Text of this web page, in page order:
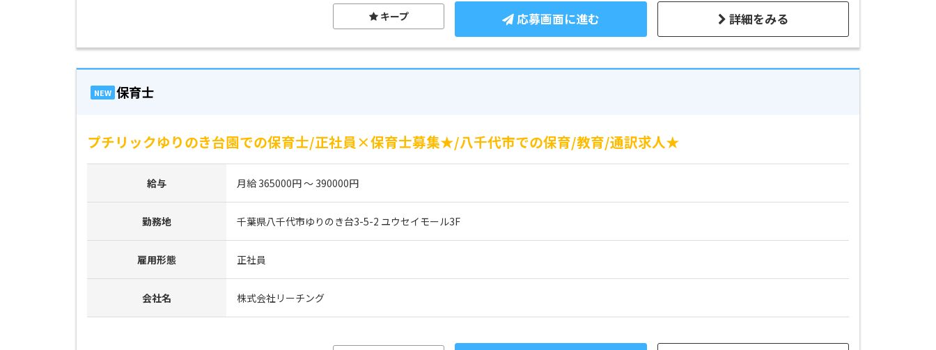
詳細をみる
応募画面に進む
キープ
NEW 保育士
プチリックゆりのき台園での保育士/正社員×保育士募集★/八千代市での保育/教育/通訳求人★
給与 月給 365000円 ～ 390000円
勤務地 千葉県八千代市ゆりのき台3-5-2 ユウセイモール3F
雇用形態 正社員
会社名 株式会社リーチング